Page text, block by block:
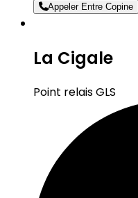
Appeler Entre Copine
La Cigale
Point relais GLS